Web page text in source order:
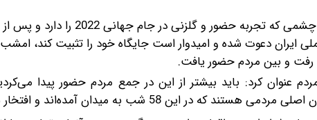
روزبه چشمی که تجربه حضور و
ملی ایران دعوت شده و امیدوار است جایگاه خود را تثبیت کند،
رفت و بین مردم حضور یافت.
کرد: باید بیشتر از این در جمع مردم حضور پیدا
شب به میدان آمده‌اند و افتخار می‌کنیم در کنارشان باشیم.